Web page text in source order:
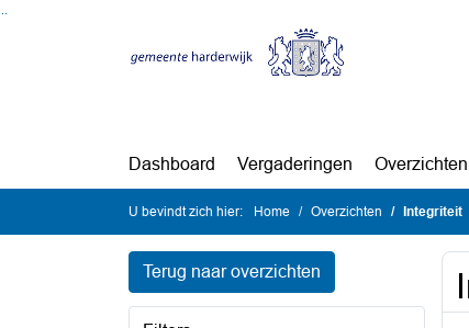
Dashboard Vergaderingen Overzichten
U bevindt zich hier: Home Overzichten Integriteit
Terug naar overzichten